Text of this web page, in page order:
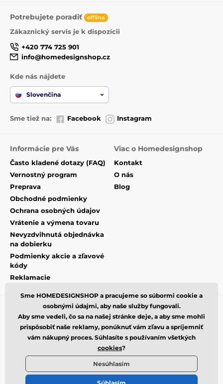
Potrebujete poradiť offline
Zákaznický servis je k dispozícii
+420 774 725 901
info@homedesignshop.cz
Kde nás nájdete
Slovenčina
Sme tiež na: Facebook Instagram
Informácie pre Vás
Často kladené dotazy (FAQ)
Vernostný program
Preprava
Obchodné podmienky
Ochrana osobných údajov
Vrátenie a výmena tovaru
Nevyzdvihnutá objednávka
na dobierku
Podmienky akcie a zľavové
kódy
Reklamacie
Viac o Homedesignshop
Kontakt
O nás
Blog
Sme HOMEDESIGNSHOP a pracujeme so súbormi cookie a
osobnými údajmi, aby naše služby fungovali.
Aby sme vedeli, čo sa na našej stránke deje, a aby sme mohli
prispôsobiť naše reklamy, ponúknuť vám zľavu a spríjemniť
vám nákupný proces. Súhlasíte s používaním všetkých
cookies?
Nesúhlasím